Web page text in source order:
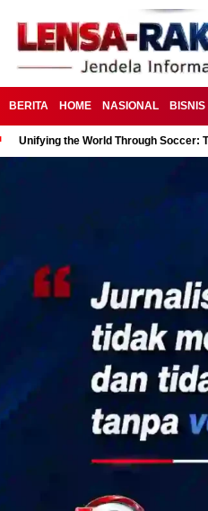
BERITA HOME NASIONAL BISNIS
Unifying the World Through Soccer: